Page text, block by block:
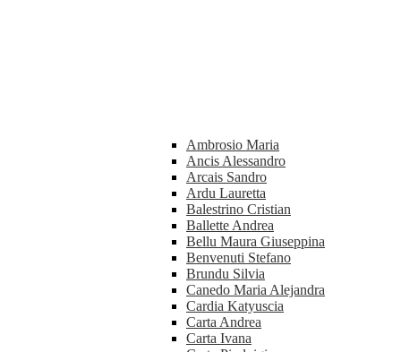
Ambrosio Maria
Ancis Alessandro
Arcais Sandro
Ardu Lauretta
Balestrino Cristian
Ballette Andrea
Bellu Maura Giuseppina
Benvenuti Stefano
Brundu Silvia
Canedo Maria Alejandra
Cardia Katyuscia
Carta Andrea
Carta Ivana